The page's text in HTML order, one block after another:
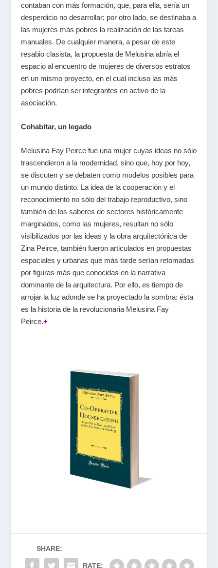
contaban con más formación, que, para ella, sería un
desperdicio no desarrollar; por otro lado, se destinaba a
las mujeres más pobres la realización de las tareas
manuales. De cualquier manera, a pesar de este
resabio clasista, la propuesta de Melusina abría el
espacio al encuentro de mujeres de diversos estratos
en un mismo proyecto, en el cual incluso las más
pobres podrían ser integrantes en activo de la
asociación.
Cohabitar, un legado
Melusina Fay Peirce fue una mujer cuyas ideas no sólo
trascendieron a la modernidad, sino que, hoy por hoy,
se discuten y se debaten como modelos posibles para
un mundo distinto. La idea de la cooperación y el
reconocimiento no sólo del trabajo reproductivo, sino
también de los saberes de sectores históricamente
marginados, como las mujeres, resultan no sólo
visibilizados por las ideas y la obra arquitectónica de
Zina Peirce, también fueron articulados en propuestas
espaciales y urbanas que más tarde serían retomadas
por figuras más que conocidas en la narrativa
dominante de la arquitectura. Por ello, es tiempo de
arrojar la luz adonde se ha proyectado la sombra: ésta
es la historia de la revolucionaria Melusina Fay
Peirce.+
SHARE:
RATE: